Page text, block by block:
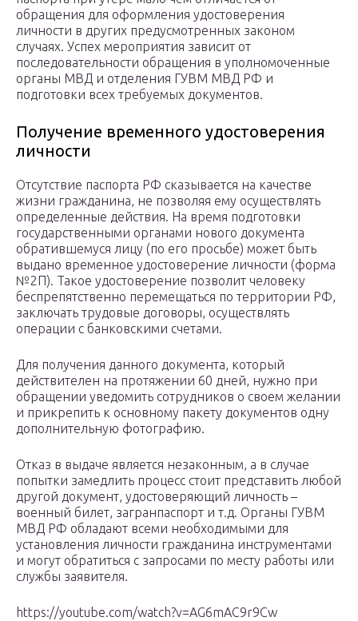
обращения для оформления удостоверения
личности в других предусмотренных законом
случаях. Успех мероприятия зависит от
последовательности обращения в уполномоченные
органы МВД и отделения ГУВМ МВД РФ и
подготовки всех требуемых документов.
Получение временного удостоверения
личности
Отсутствие паспорта РФ сказывается на качестве
жизни гражданина, не позволяя ему осуществлять
определенные действия. На время подготовки
государственными органами нового документа
обратившемуся лицу (по его просьбе) может быть
выдано временное удостоверение личности (форма
№2П). Такое удостоверение позволит человеку
беспрепятственно перемещаться по территории РФ,
заключать трудовые договоры, осуществлять
операции с банковскими счетами.
Для получения данного документа, который
действителен на протяжении 60 дней, нужно при
обращении уведомить сотрудников о своем желании
и прикрепить к основному пакету документов одну
дополнительную фотографию.
Отказ в выдаче является незаконным, а в случае
попытки замедлить процесс стоит представить любой
другой документ, удостоверяющий личность –
военный билет, загранпаспорт и т.д. Органы ГУВМ
МВД РФ обладают всеми необходимыми для
установления личности гражданина инструментами
и могут обратиться с запросами по месту работы или
службы заявителя.
https://youtube.com/watch?v=AG6mAC9r9Cw